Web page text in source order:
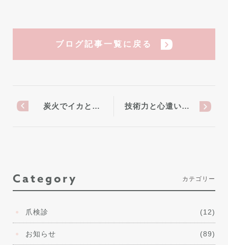
ブログ記事一覧に戻る
炭火でイカと… 技術力と心遣い…
Category カテゴリー
爪検診 (12)
お知らせ (89)